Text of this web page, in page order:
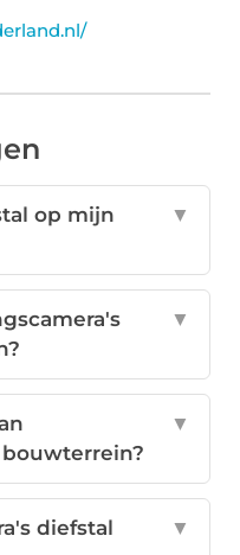
op mijn
▼
▼
▼
diefstal
▼